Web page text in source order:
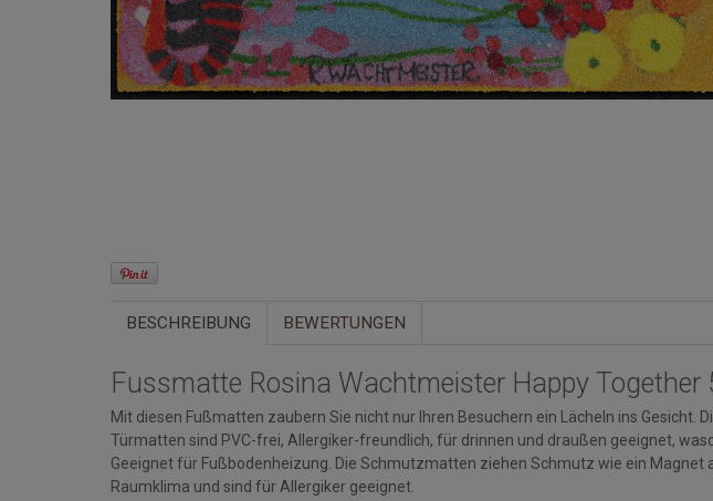
BESCHREIBUNG BEWERTUNGEN
Fussmatte Rosina Wachtmeister Happy Together
Mit diesen Fußmatten zaubern Sie nicht nur Ihren Besuchern ein Lächeln ins Gesicht.
Türmatten sind PVC-frei, Allergiker-freundlich, für drinnen und draußen geeignet,
Geeignet für Fußbodenheizung. Die Schmutzmatten ziehen Schmutz wie ein Magnet
Raumklima und sind für Allergiker geeignet.